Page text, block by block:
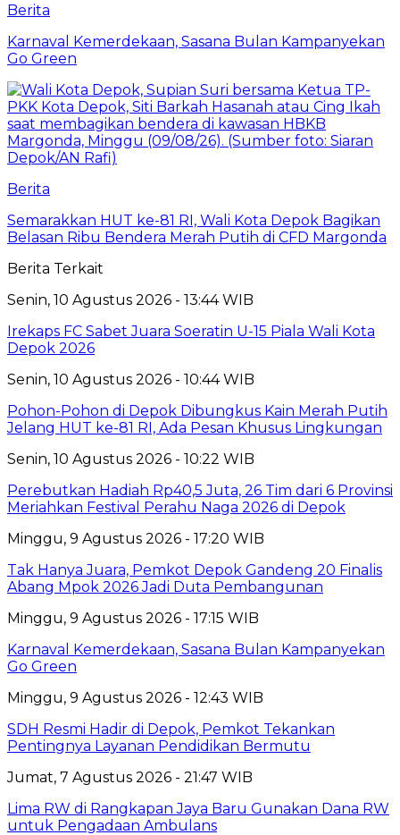
Berita
Karnaval Kemerdekaan, Sasana Bulan Kampanyekan
Go Green
Berita
Semarakkan HUT ke-81 RI, Wali Kota Depok Bagikan
Belasan Ribu Bendera Merah Putih di CFD Margonda
Berita Terkait
Senin, 10 Agustus 2026 - 13:44 WIB
Irekaps FC Sabet Juara Soeratin U-15 Piala Wali Kota
Depok 2026
Senin, 10 Agustus 2026 - 10:44 WIB
Pohon-Pohon di Depok Dibungkus Kain Merah Putih
Jelang HUT ke-81 RI, Ada Pesan Khusus Lingkungan
Senin, 10 Agustus 2026 - 10:22 WIB
Perebutkan Hadiah Rp40,5 Juta, 26 Tim dari 6 Provinsi
Meriahkan Festival Perahu Naga 2026 di Depok
Minggu, 9 Agustus 2026 - 17:20 WIB
Tak Hanya Juara, Pemkot Depok Gandeng 20 Finalis
Abang Mpok 2026 Jadi Duta Pembangunan
Minggu, 9 Agustus 2026 - 17:15 WIB
Karnaval Kemerdekaan, Sasana Bulan Kampanyekan
Go Green
Minggu, 9 Agustus 2026 - 12:43 WIB
SDH Resmi Hadir di Depok, Pemkot Tekankan
Pentingnya Layanan Pendidikan Bermutu
Jumat, 7 Agustus 2026 - 21:47 WIB
Lima RW di Rangkapan Jaya Baru Gunakan Dana RW
untuk Pengadaan Ambulans